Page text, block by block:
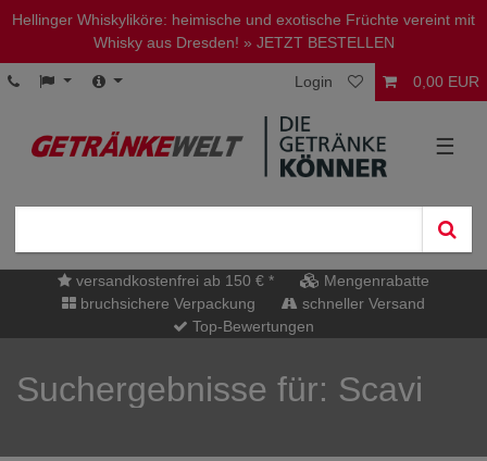
Hellinger Whiskyliköre: heimische und exotische Früchte vereint mit
Whisky aus Dresden! » JETZT BESTELLEN
Login 0,00 EUR
☰
versandkostenfrei ab 150 € *
Mengenrabatte
bruchsichere Verpackung
schneller Versand
Top-Bewertungen
Suchergebnisse für: Scavi